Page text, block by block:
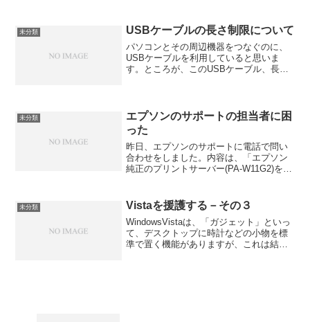
す。私の場合は、例えば、パソコンの入
れ換えのような場合には...
未分類 USBケーブルの長さ制限について
パソコンとその周辺機器をつなぐのに、
USBケーブルを利用していると思いま
す。ところが、このUSBケーブル、長さ
イヤレス...
未分類
エプソンのサポートの担当者に困
った
昨日、エプソンのサポートに電話で問い
合わせをしました。内容は、「エプソン
純正のプリントサーバー(PA-W11G2)を使
た。一般にエプソンのプリンターの場
合、「EPSON...
未分類 Vistaを援護する－その３
WindowsVistaは、「ガジェット」といっ
て、デスクトップに時計などの小物を標
準で置く機能がありますが、これは結構